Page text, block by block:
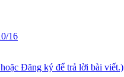
16
Đăng ký để trả lời bài viết.)